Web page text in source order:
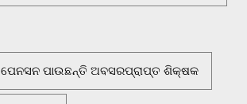
ପେନସନ ପାଉଛନ୍ତି ଅବସରପ୍ରାପ୍ତ ଶିକ୍ଷକ